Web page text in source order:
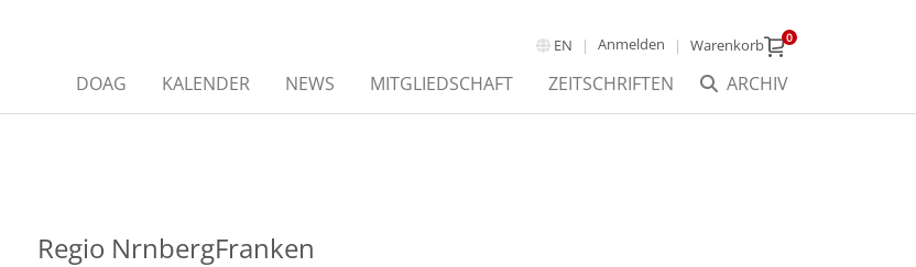
EN Anmelden Warenkorb 0
ARCHIV
DOAG KALENDER NEWS MITGLIEDSCHAFT ZEITSCHRIFTEN
Regio NrnbergFranken